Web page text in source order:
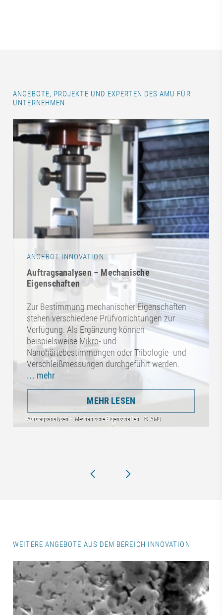
ANGEBOTE, PROJEKTE UND EXPERTEN DES AMU FÜR
UNTERNEHMEN
ANGEBOT INNOVATION
Auftragsanalysen – Mechanische
Eigenschaften
Zur Bestimmung mechanischer Eigenschaften
stehen verschiedene Prüfvorrichtungen zur
Verfügung. Als Ergänzung können
beispielsweise Mikro- und
Nanohärtebestimmungen oder Tribologie- und
Verschleißmessungen durchgeführt werden.
... mehr
MEHR LESEN
WEITERE ANGEBOTE AUS DEM BEREICH INNOVATION